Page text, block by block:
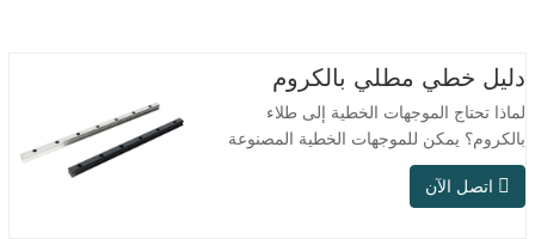
دليل خطي مطلي بالكروم
لماذا تحتاج الموجهات الخطية إلى طلاء
بالكروم؟ يمكن للموجهات الخطية المصنوعة
من الفولاذ العادي تلبية الاحتياجات التشغيلية
الأساسية في البيئات الجافة الداخلية التقليدية،
اتصل الآن